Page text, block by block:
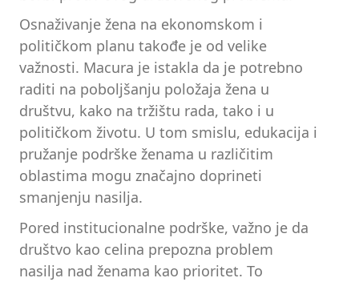
Osnaživanje žena na ekonomskom i
političkom planu takođe je od velike
važnosti. Macura je istakla da je potrebno
raditi na poboljšanju položaja žena u
društvu, kako na tržištu rada, tako i u
političkom životu. U tom smislu, edukacija i
pružanje podrške ženama u različitim
oblastima mogu značajno doprineti
smanjenju nasilja.
Pored institucionalne podrške, važno je da
društvo kao celina prepozna problem
nasilja nad ženama kao prioritet. To